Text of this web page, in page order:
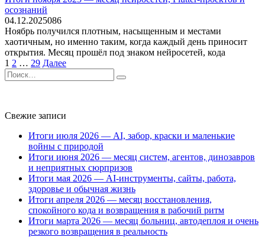
осознаний
04.12.2025086
Ноябрь получился плотным, насыщенным и местами
хаотичным, но именно таким, когда каждый день приносит
открытия. Месяц прошёл под знаком нейросетей, кода
Пагинация
записей
1 2 … 29 Далее
Search
for:
Свежие записи
Итоги июля 2026 — AI, забор, краски и маленькие
войны с природой
Итоги июня 2026 — месяц систем, агентов, динозавров
и неприятных сюрпризов
Итоги мая 2026 — AI-инструменты, сайты, работа,
здоровье и обычная жизнь
Итоги апреля 2026 — месяц восстановления,
спокойного кода и возвращения в рабочий ритм
Итоги марта 2026 — месяц больниц, автодеплоя и очень
резкого возвращения в реальность